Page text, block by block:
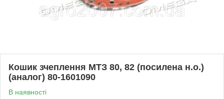
Кошик зчеплення МТЗ 80, 82 (посилена н.о.)
(аналог) 80-1601090
В наявності